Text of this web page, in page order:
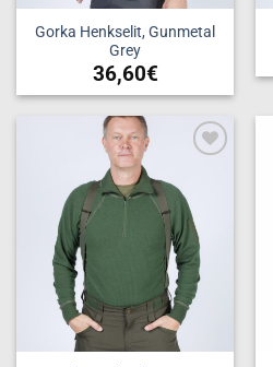
Gorka Henkselit, Gunmetal
Grey
36,60€
wishlist